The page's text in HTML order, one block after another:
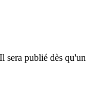
sera publié dès qu'un